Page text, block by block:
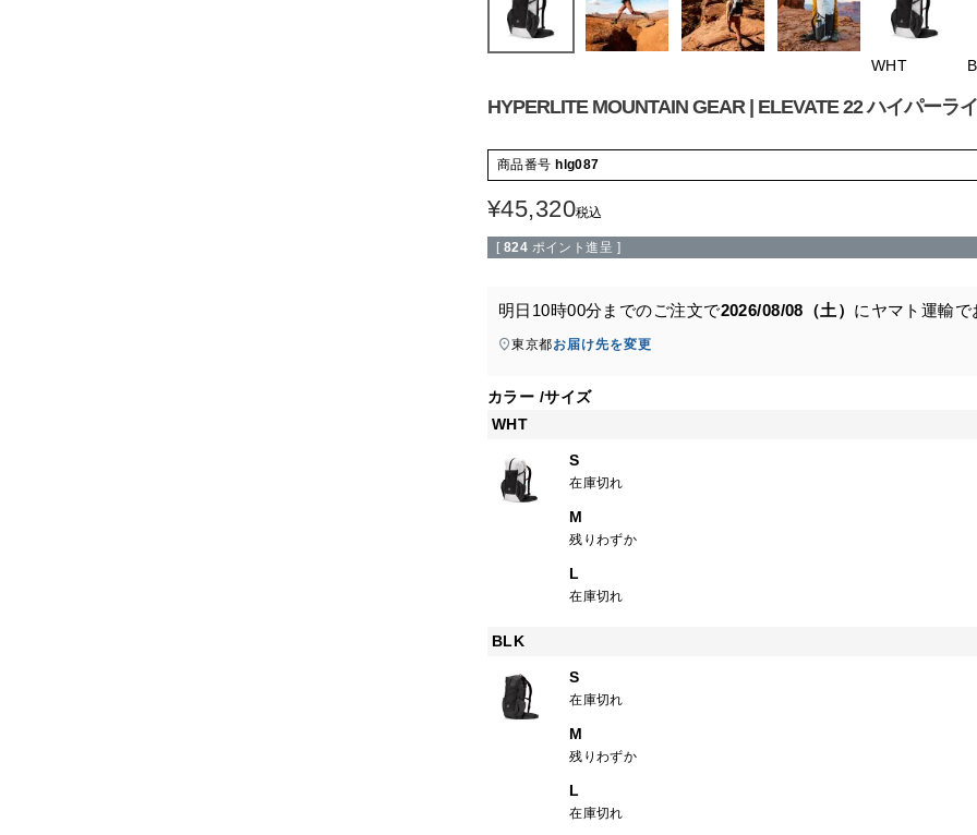
WHT
HYPERLITE MOUNTAIN GEAR | ELEVATE 22 ハイパーラ
商品番号 hlg087
¥45,320税込
[ 824 ポイント進呈 ]
明日 10時00分までのご注文で2026/08/08（土） に ヤマト運輸で
東京都お届け先を変更
カラー サイズ
WHT
S
在庫切れ
M
残りわずか
L
在庫切れ
BLK
S
在庫切れ
M
残りわずか
L
在庫切れ